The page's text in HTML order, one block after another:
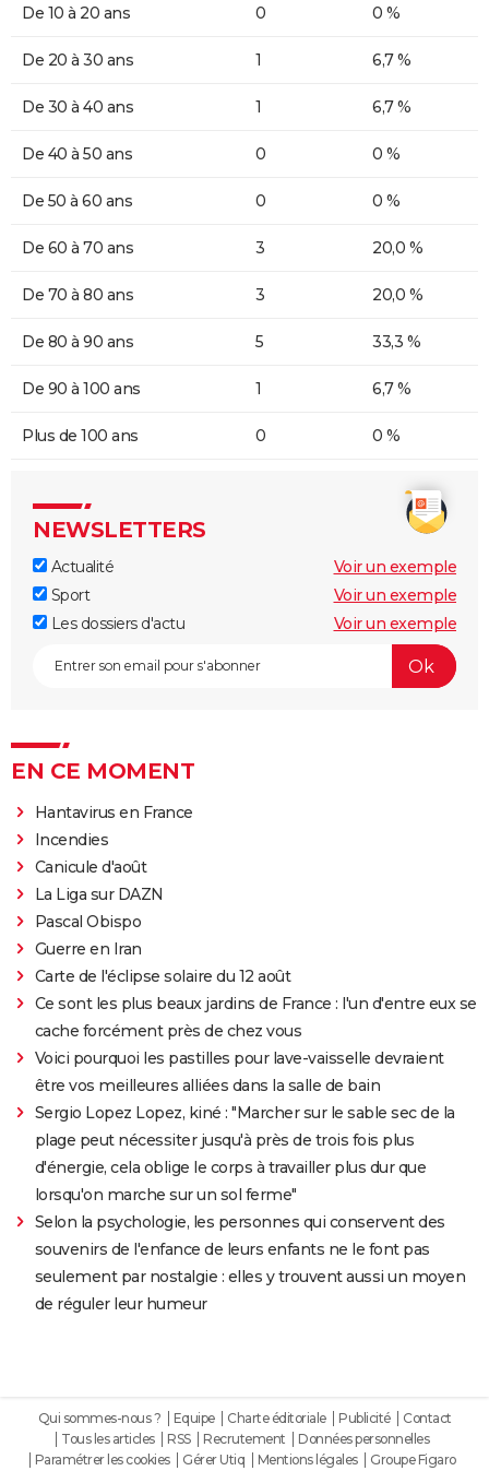
De 10 à 20 ans 0 0 %
De 20 à 30 ans 1 6,7 %
De 30 à 40 ans 1 6,7 %
De 40 à 50 ans 0 0 %
De 50 à 60 ans 0 0 %
De 60 à 70 ans 3 20,0 %
De 70 à 80 ans 3 20,0 %
De 80 à 90 ans 5 33,3 %
De 90 à 100 ans 1 6,7 %
Plus de 100 ans 0 0 %
NEWSLETTERS
Actualité
Voir un exemple
Sport
Voir un exemple
Les dossiers d'actu
Voir un exemple
EN CE MOMENT
Hantavirus en France
Incendies
Canicule d'août
La Liga sur DAZN
Pascal Obispo
Guerre en Iran
Carte de l'éclipse solaire du 12 août
Ce sont les plus beaux jardins de France : l'un d'entre eux se
cache forcément près de chez vous
Voici pourquoi les pastilles pour lave-vaisselle devraient
être vos meilleures alliées dans la salle de bain
Sergio Lopez Lopez, kiné : "Marcher sur le sable sec de la
plage peut nécessiter jusqu'à près de trois fois plus
d'énergie, cela oblige le corps à travailler plus dur que
lorsqu'on marche sur un sol ferme"
Selon la psychologie, les personnes qui conservent des
souvenirs de l'enfance de leurs enfants ne le font pas
seulement par nostalgie : elles y trouvent aussi un moyen
de réguler leur humeur
Qui sommes-nous ? Equipe Charte éditoriale Publicité
Contact
Tous les articles
RSS Recrutement
Données personnelles
Paramétrer les cookies
Gérer Utiq Mentions légales Groupe Figaro